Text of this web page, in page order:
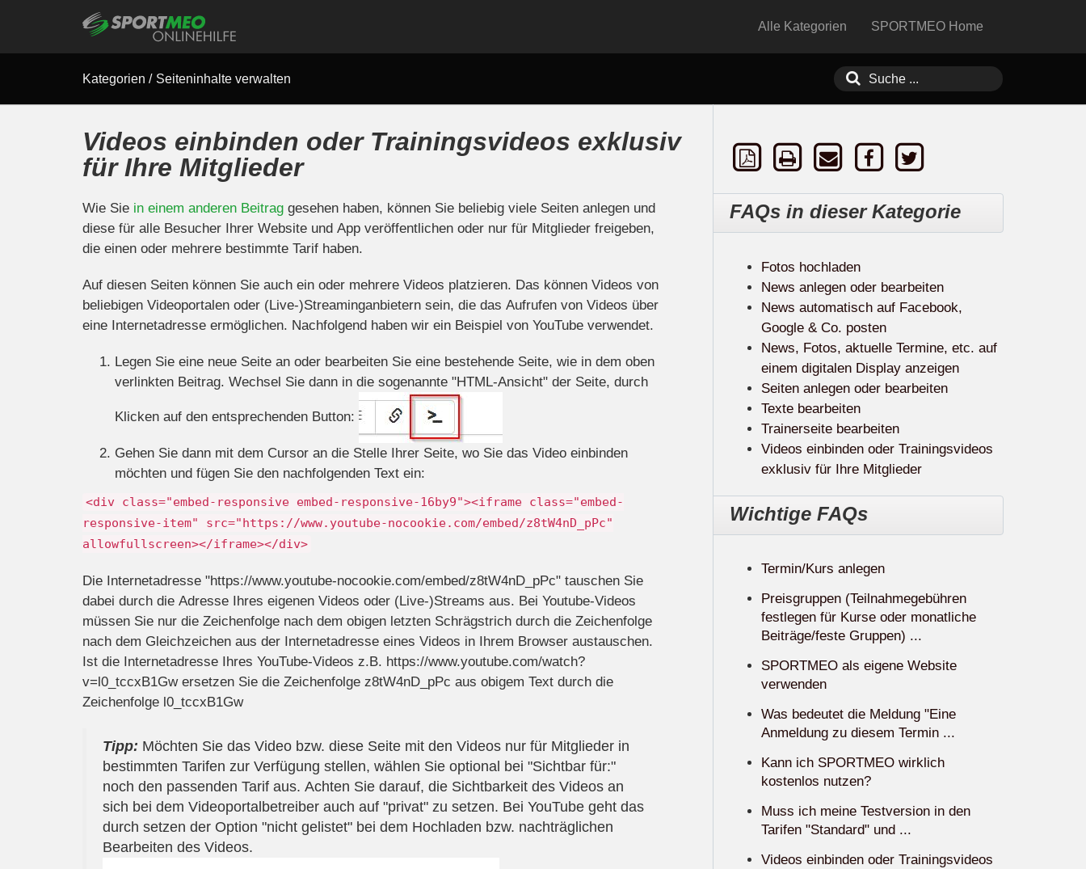
Alle Kategorien SPORTMEO Home
Kategorien / Seiteninhalte verwalten
Videos einbinden oder Trainingsvideos exklusiv
für Ihre Mitglieder
Wie Sie in einem anderen Beitrag gesehen haben, können Sie beliebig viele Seiten anlegen und
diese für alle Besucher Ihrer Website und App veröffentlichen oder nur für Mitglieder freigeben,
die einen oder mehrere bestimmte Tarif haben.
Auf diesen Seiten können Sie auch ein oder mehrere Videos platzieren. Das können Videos von
beliebigen Videoportalen oder (Live-)Streaminganbietern sein, die das Aufrufen von Videos über
eine Internetadresse ermöglichen. Nachfolgend haben wir ein Beispiel von YouTube verwendet.
Legen Sie eine neue Seite an oder bearbeiten Sie eine bestehende Seite, wie in dem oben
verlinkten Beitrag. Wechsel Sie dann in die sogenannte "HTML-Ansicht" der Seite, durch
Klicken auf den entsprechenden Button:
Gehen Sie dann mit dem Cursor an die Stelle Ihrer Seite, wo Sie das Video einbinden
möchten und fügen Sie den nachfolgenden Text ein:
<div class="embed-responsive embed-responsive-16by9"><iframe class="embed-
responsive-item" src="https://www.youtube-nocookie.com/embed/z8tW4nD_pPc"
allowfullscreen></iframe></div>
Die Internetadresse "https://www.youtube-nocookie.com/embed/z8tW4nD_pPc" tauschen Sie
dabei durch die Adresse Ihres eigenen Videos oder (Live-)Streams aus. Bei Youtube-Videos
müssen Sie nur die Zeichenfolge nach dem obigen letzten Schrägstrich durch die Zeichenfolge
nach dem Gleichzeichen aus der Internetadresse eines Videos in Ihrem Browser austauschen.
Ist die Internetadresse Ihres YouTube-Videos z.B. https://www.youtube.com/watch?
v=l0_tccxB1Gw ersetzen Sie die Zeichenfolge z8tW4nD_pPc aus obigem Text durch die
Zeichenfolge l0_tccxB1Gw
Tipp: Möchten Sie das Video bzw. diese Seite mit den Videos nur für Mitglieder in
bestimmten Tarifen zur Verfügung stellen, wählen Sie optional bei "Sichtbar für:"
noch den passenden Tarif aus. Achten Sie darauf, die Sichtbarkeit des Videos an
sich bei dem Videoportalbetreiber auch auf "privat" zu setzen. Bei YouTube geht das
durch setzen der Option "nicht gelistet" bei dem Hochladen bzw. nachträglichen
Bearbeiten des Videos.
FAQs in dieser Kategorie
Fotos hochladen
News anlegen oder bearbeiten
News automatisch auf Facebook,
Google & Co. posten
News, Fotos, aktuelle Termine, etc. auf
einem digitalen Display anzeigen
Seiten anlegen oder bearbeiten
Texte bearbeiten
Trainerseite bearbeiten
Videos einbinden oder Trainingsvideos
exklusiv für Ihre Mitglieder
Wichtige FAQs
Termin/Kurs anlegen
Preisgruppen (Teilnahmegebühren
festlegen für Kurse oder monatliche
Beiträge/feste Gruppen) ...
SPORTMEO als eigene Website
verwenden
Was bedeutet die Meldung "Eine
Anmeldung zu diesem Termin ...
Kann ich SPORTMEO wirklich
kostenlos nutzen?
Muss ich meine Testversion in den
Tarifen "Standard" und ...
Videos einbinden oder Trainingsvideos